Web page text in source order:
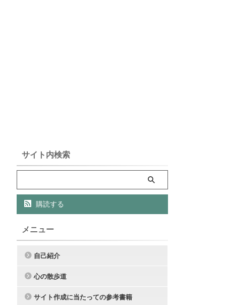
サイト内検索
購読する
メニュー
自己紹介
心の散歩道
サイト作成に当たっての参考書籍